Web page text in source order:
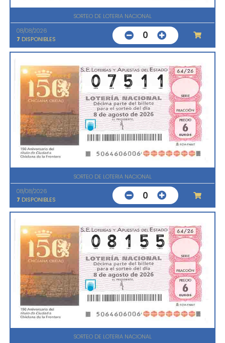
SORTEO DE LOTERIA NACIONAL
08/08/2026
7 DISPONIBLES 0
SORTEO DE LOTERIA NACIONAL
08/08/2026
7 DISPONIBLES 0
SORTEO DE LOTERIA NACIONAL